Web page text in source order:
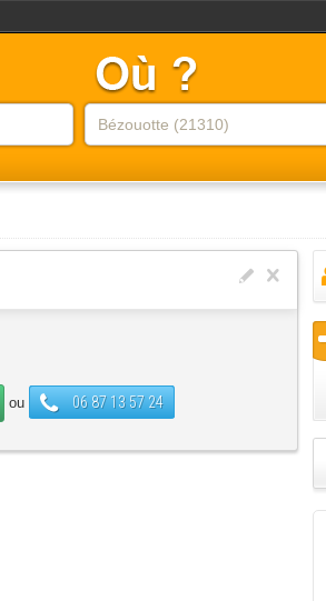
ou 06 87 13 57 24